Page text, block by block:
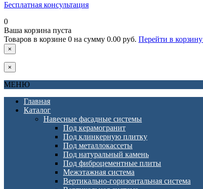
Бесплатная консультация
0
Ваша корзина пуста
Товаров в корзине 0 на сумму 0.00 руб. Перейти в корзину
×
×
МЕНЮ
Главная
Каталог
Навесные фасадные системы
Под керамогранит
Под клинкерную плитку
Под металлокассеты
Под натуральный камень
Под фиброцементные плиты
Межэтажная система
Вертикально-горизонтальная система